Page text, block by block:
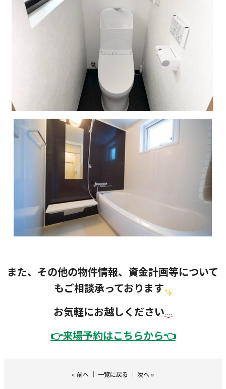
また、その他の物件情報、資金計画等について
もご相談承っております
お気軽にお越しください
👉来場予約はこちらから👈
« 前へ ｜ 一覧に戻る ｜次へ»